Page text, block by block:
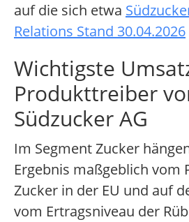
auf die sich etwa
Relations Stand 30.04.2026
Wichtigste
Produkttreiber
Südzucker AG
Im Segment Zucker
Ergebnis maßgeblich vom
Zucker in der EU und auf
vom Ertragsniveau der